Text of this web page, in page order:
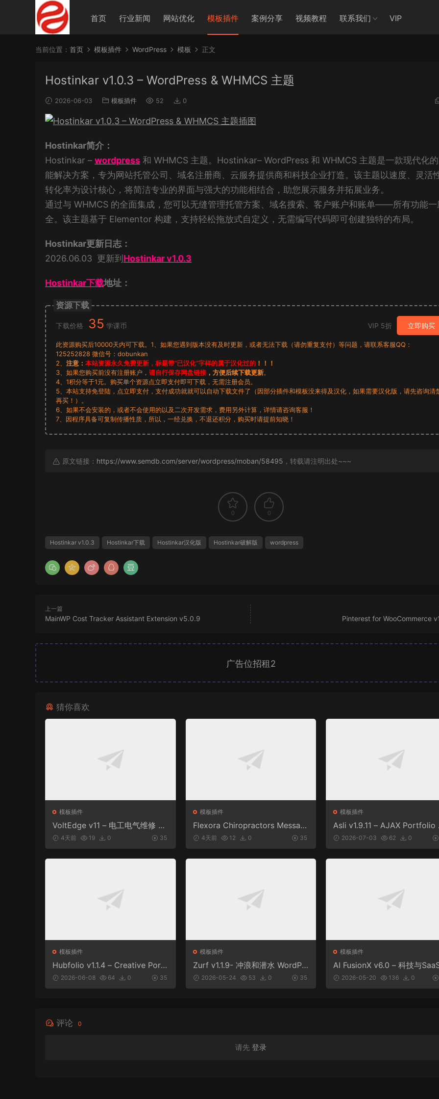
首页 行业新闻 网站优化 模板插件 案例分享 视频教程 联系我们 VIP
当前位置： 首页 模板插件 WordPress 模板 正文
Hostinkar v1.0.3 – WordPress & WHMCS 主题
2026-06-03 模板插件 52 0
Hostinkar简介：
Hostinkar – wordpress 和 WHMCS 主题。Hostinkar– WordPress 和 WHMCS 主题是一款现代化
能解决方案，专为网站托管公司、域名注册商、云服务提供商和科技企业打造。该主题以速度、灵活
转化率为设计核心，将简洁专业的界面与强大的功能相结合，助您展示服务并拓展业务。
通过与 WHMCS 的全面集成，您可以无缝管理托管方案、域名搜索、客户账户和账单——所有功能一
全。该主题基于 Elementor 构建，支持轻松拖放式自定义，无需编写代码即可创建独特的布局。
Hostinkar更新日志：
2026.06.03 更新到 Hostinkar v1.0.3
Hostinkar下载地址：
资源下载
下载价格 35 学课币 VIP 5折 立即购买
此资源购买后10000天内可下载。1、如果您遇到版本没有及时更新，或者无法下载（请勿重复支付）等问题，请联系客服QQ：
125252828 微信号：dobunkan
2、 注意： 本站资源永久免费更新，标题带“已汉化”字样的属于汉化过的 ！！！
3、如果您购买前没有注册账户， 请自行保存网盘链接 ，方便后续下载更新。
4、1积分等于1元。购买单个资源点立即支付即可下载，无需注册会员。
5、本站支持免登陆，点立即支付，支付成功就就可以自动下载文件了（因部分插件和模板没来得及汉化，如果需要汉化版，请先咨询清
再买！）。
6、如果不会安装的，或者不会使用的以及二次开发需求，费用另外计算，详情请咨询客服！
7、因程序具备可复制传播性质，所以，一经兑换，不退还积分，购买时请提前知晓！
原文链接： https://www.semdb.com/server/wordpress/moban/58495 ，转载请注明出处~~~
0 0
Hostinkar v1.0.3 Hostinkar下载 Hostinkar汉化版 Hostinkar破解版 wordpress
上一篇
MainWP Cost Tracker Assistant Extension v5.0.9 Pinterest for WooCommerce
广告位招租2
猜你喜欢
模板插件
VoltEdge v11 – 电工电气维修 W
ordPress 主题
4天前 19 0 35
模板插件
Flexora Chiropractors Messag
e and Physical Therapists Wor
4天前 12 0 35
模板插件
Asli v1.9.11 – AJAX Portfolio
ementor WordPress Theme
2026-07-03 62 0
模板插件
Hubfolio v1.1.4 – Creative Portf
olio & Digital Agency WordPre
2026-06-08 64 0 35
模板插件
Zurf v1.1.9- 冲浪和潜水 WordPr
ess主题
2026-05-24 53 0 35
模板插件
AI FusionX v6.0 – 科技与
理机构主题
2026-05-20 136 0
评论 0
请先 登录